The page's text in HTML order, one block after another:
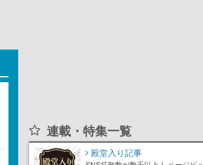
連載・特集一覧
殿堂入り記事